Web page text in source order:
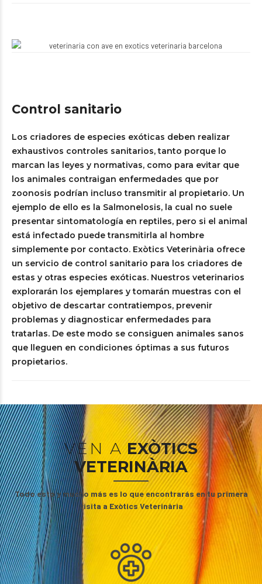
Control sanitario
Los criadores de especies exóticas deben realizar
exhaustivos controles sanitarios, tanto porque lo
marcan las leyes y normativas, como para evitar que
los animales contraigan enfermedades que por
zoonosis podrían incluso transmitir al propietario. Un
ejemplo de ello es la Salmonelosis, la cual no suele
presentar sintomatología en reptiles, pero si el animal
está infectado puede transmitirla al hombre
simplemente por contacto. Exòtics Veterinària ofrece
un servicio de control sanitario para los criadores de
estas y otras especies exóticas. Nuestros veterinarios
explorarán los ejemplares y tomarán muestras con el
objetivo de descartar contratiempos, prevenir
problemas y diagnosticar enfermedades para
tratarlas. De este modo se consiguen animales sanos
que lleguen en condiciones óptimas a sus futuros
propietarios.
VEN AEXÒTICS
VETERINÀRIA
Todo esto y mucho más es lo que encontrarás en tu primera
visita a Exòtics Veterinària